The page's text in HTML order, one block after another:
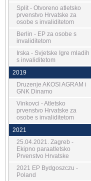
Split - Otvoreno atletsko
prvenstvo Hrvatske za
osobe s invaliditetom
Berlin - EP za osobe s
invaliditetom
Irska - Svjetske Igre mladih
s invaliditetom
2019
Druzenje AKOSI AGRAM i
GNK Dinamo
Vinkovci - Atletsko
prvenstvo Hrvatske za
osobe s invaliditetom
2021
25.04.2021. Zagreb -
Ekipno paraatletsko
Prvenstvo Hrvatske
2021 EP Bydgoszczu -
Poland